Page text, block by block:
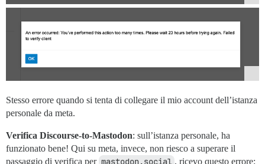
Stesso errore quando si tenta di collegare il mio account dell’istanza
personale da meta.
Verifica Discourse-to-Mastodon: sull’istanza personale, ha
funzionato bene! Qui su meta, invece, non riesco a superare il
passaggio di verifica per mastodon.social , ricevo questo errore: